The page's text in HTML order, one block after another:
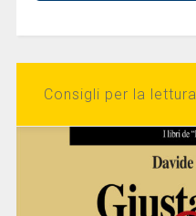
Consigli per la lettura